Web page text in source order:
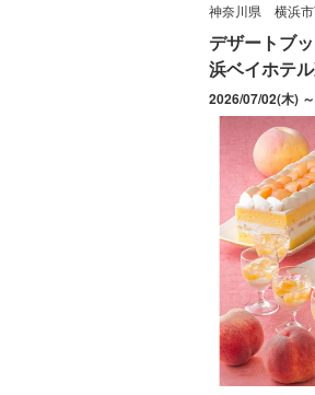
神奈川県 横浜
デザートブ
浜ベイホテル